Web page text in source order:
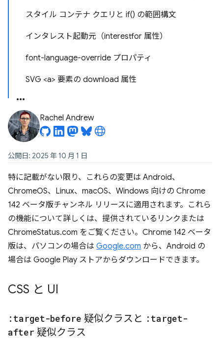
スタイル コンテナ クエリと if() の範囲構文
インタレスト起動元（interestfor 属性）
font-language-override プロパティ
SVG <a> 要素の download 属性
Rachel Andrew
公開日: 2025 年 10 月 1 日
特に記載がない限り、これらの変更は Android、
ChromeOS、Linux、macOS、Windows 向けの Chrome
142 ベータ版チャンネル リリースに適用されます。これら
の機能について詳しくは、提供されているリンクまたは
ChromeStatus.com をご覧ください。Chrome 142 ベータ
版は、パソコンの場合は Google.com から、Android の
場合は Google Play ストアからダウンロードできます。
CSS と UI
:target-before 疑似クラスと :target-
after 疑似クラス